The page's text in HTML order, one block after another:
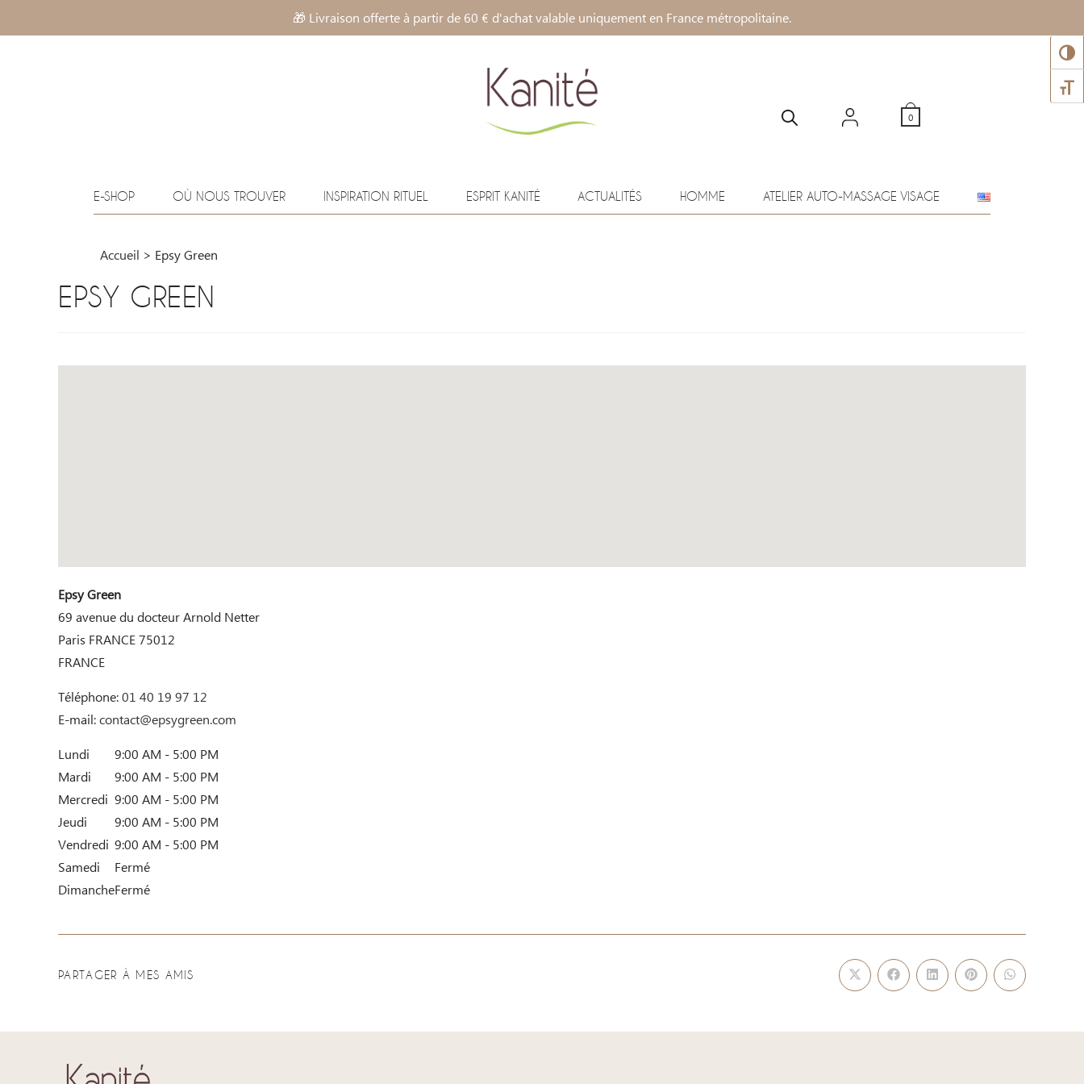
🎁 Livraison offerte à partir de 60 € d'achat valable uniquement en France métropolitaine.
0
E-SHOP OÙ NOUS TROUVER INSPIRATION RITUEL ESPRIT KANITÉ ACTUALITÉS HOMME ATELIER AUTO-MASSAGE VISAGE
Accueil > Epsy Green
EPSY GREEN
Epsy Green
69 avenue du docteur Arnold Netter
Paris FRANCE75012
FRANCE
Téléphone:01 40 19 97 12
E-mail:contact@epsygreen.com
Lundi
9:00 AM - 5:00 PM
Mardi
9:00 AM - 5:00 PM
Mercredi 9:00 AM - 5:00 PM
Jeudi
9:00 AM - 5:00 PM
Vendredi 9:00 AM - 5:00 PM
Samedi
Fermé
DimancheFermé
PARTAGER À MES AMIS